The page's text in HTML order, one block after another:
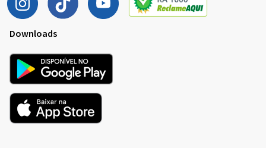
Downloads